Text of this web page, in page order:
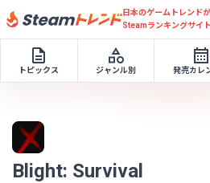
日本のゲームトレンド
Steamランキングサイト
トピックス ジャンル別 発売カレ
Blight: Survival